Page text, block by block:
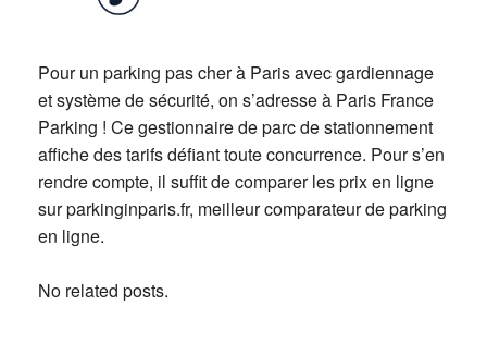
Pour un parking pas cher à Paris avec gardiennage
et système de sécurité, on s’adresse à Paris France
Parking ! Ce gestionnaire de parc de stationnement
affiche des tarifs défiant toute concurrence. Pour s’en
rendre compte, il suffit de comparer les prix en ligne
sur parkinginparis.fr, meilleur comparateur de parking
en ligne.
No related posts.